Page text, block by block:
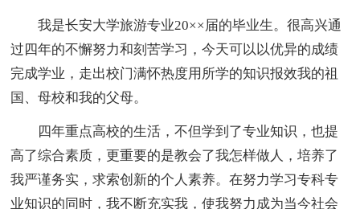
我是长安大学旅游专业20××届的毕业生。很高兴通
过四年的不懈努力和刻苦学习，今天可以以优异的成绩
完成学业，走出校门满怀热度用所学的知识报效我的祖
国、母校和我的父母。
四年重点高校的生活，不但学到了专业知识，也提
高了综合素质，更重要的是教会了我怎样做人，培养了
我严谨务实，求索创新的个人素养。在努力学习专科专
业知识的同时，我不断充实我，使我努力成为当今社会